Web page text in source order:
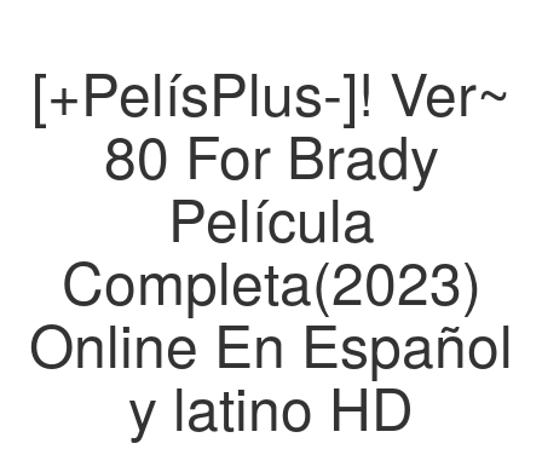
[+PelísPlus-]! Ver~
80 For Brady
Película
Completa(2023)
Online En Español
y latino HD